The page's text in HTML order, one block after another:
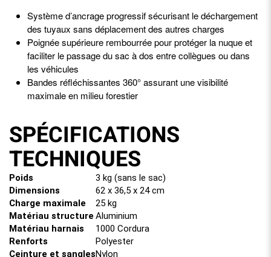
Système d’ancrage progressif sécurisant le déchargement
des tuyaux sans déplacement des autres charges
Poignée supérieure rembourrée pour protéger la nuque et
faciliter le passage du sac à dos entre collègues ou dans
les véhicules
Bandes réfléchissantes 360° assurant une visibilité
maximale en milieu forestier
SPÉCIFICATIONS
TECHNIQUES
Poids
3 kg (sans le sac)
Dimensions
62 x 36,5 x 24 cm
Charge maximale
25 kg
Matériau structure Aluminium
Matériau harnais
1000 Cordura
Renforts
Polyester
Ceinture et sanglesNylon